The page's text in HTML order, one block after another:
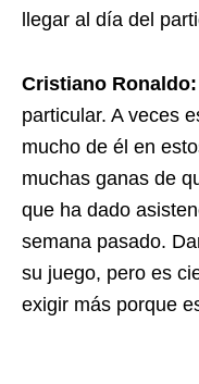
llegar al día del
Cristiano Ronaldo:
particular. A veces
mucho de él en
muchas ganas de
que ha dado
semana pasado.
su juego, pero es
exigir más porque